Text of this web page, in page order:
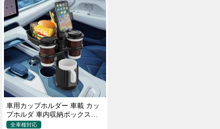
車用カップホルダー 車載 カッ
プホルダ 車内収納ボックス車
載テーブル スマホ置き 調整可
全車種対応